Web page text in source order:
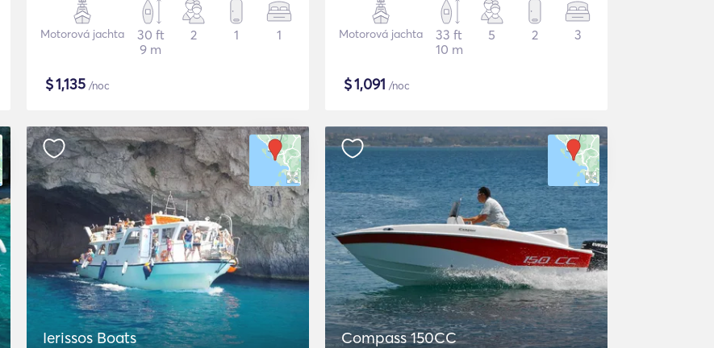
Motorová jachta
30 ft
9 m
2 1 1
$1,135 /noc
Motorová jachta
33 ft
10 m
5 2 3
$1,091 /noc
Ierissos Boats Compass 150CC